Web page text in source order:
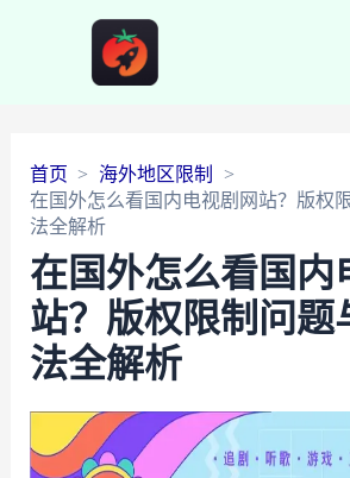
首页
海外地区限制
在国外怎么看国内电视剧网站？版权
法全解析
在国外怎么看国内
站？版权限制问题
法全解析